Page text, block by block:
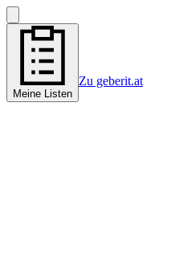
Meine Listen
Zu geberit.at